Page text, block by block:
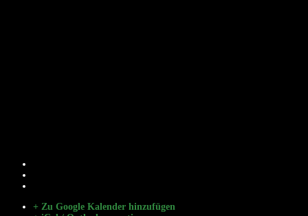
+ Zu Google Kalender hinzufügen